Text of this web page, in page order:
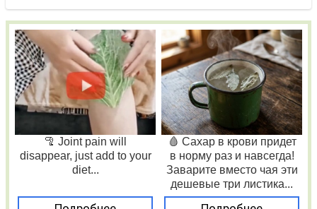
🦿 Joint pain will
disappear, just add to your
diet...
🩸 Сахар в крови придет
в норму раз и навсегда!
Заварите вместо чая эти
дешевые три листика...